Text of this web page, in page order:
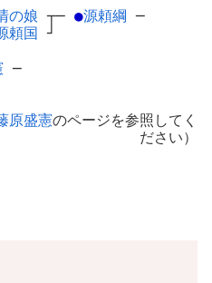
の娘 ┬
頼国 ┘
─ ●源頼綱 ─
─
原盛憲のページを参照してく
ださい）